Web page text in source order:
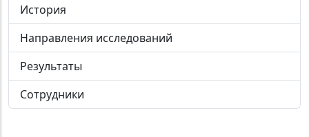
История
Направления исследований
Результаты
Сотрудники